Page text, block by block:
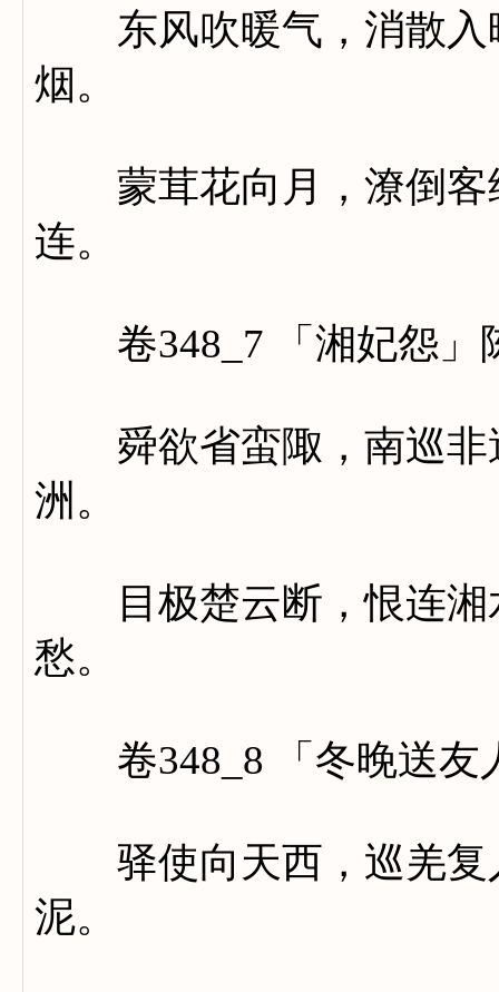
东风吹暖气，消散入
烟。
蒙茸花向月，潦倒客
连。
卷348_7 「湘妃怨」
舜欲省蛮陬，南巡非
洲。
目极楚云断，恨连湘
愁。
卷348_8 「冬晚送友
驿使向天西，巡羌复
泥。